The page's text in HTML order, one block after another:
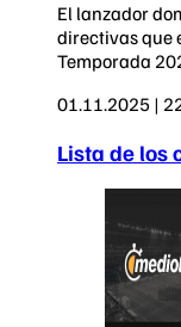
El lanzador
directivas que
Temporada
01.11.2025 |
Lista de los